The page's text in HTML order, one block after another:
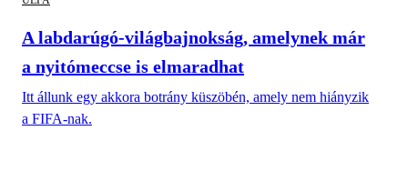
A labdarúgó-világbajnokság, amelynek már
a nyitómeccse is elmaradhat
Itt állunk egy akkora botrány küszöbén, amely nem hiányzik
a FIFA-nak.